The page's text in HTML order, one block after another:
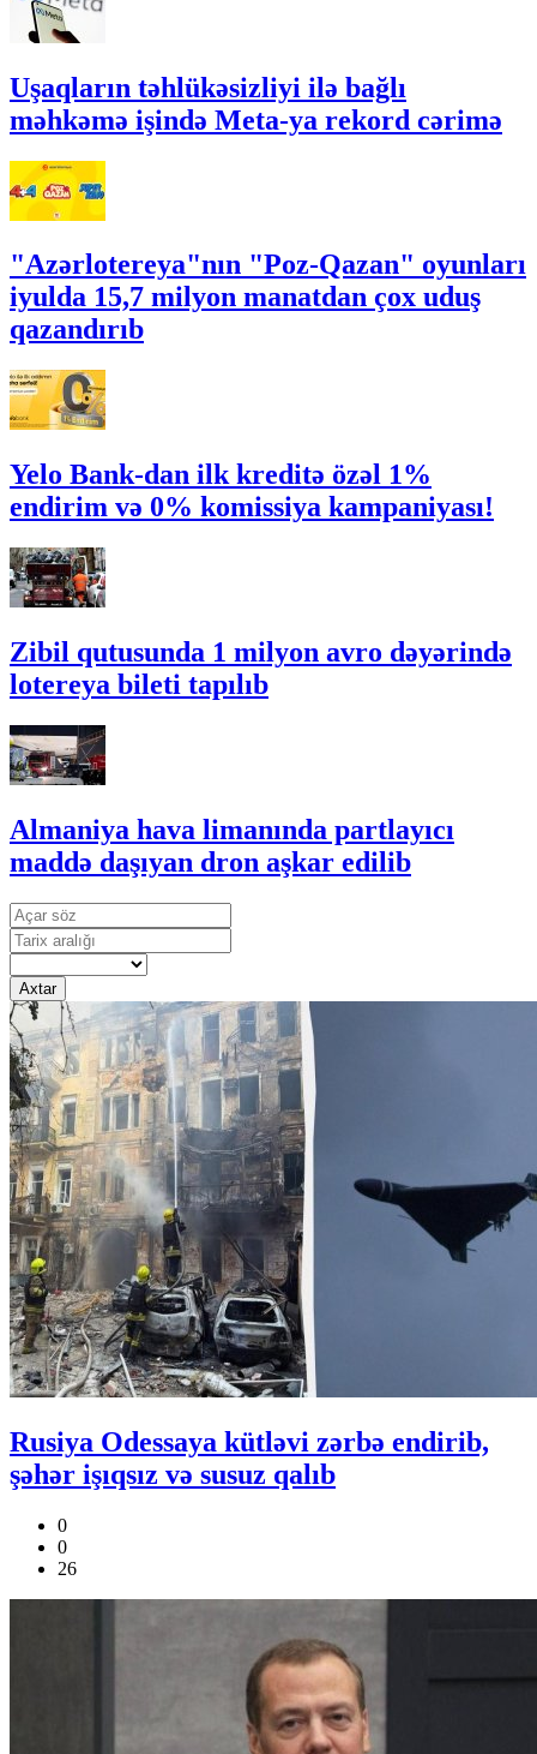
Uşaqların təhlükəsizliyi ilə bağlı
məhkəmə işində Meta-ya rekord cərimə
"Azərlotereya"nın "Poz-Qazan" oyunları
iyulda 15,7 milyon manatdan çox uduş
qazandırıb
Yelo Bank-dan ilk kreditə özəl 1%
endirim və 0% komissiya kampaniyası!
Zibil qutusunda 1 milyon avro dəyərində
lotereya bileti tapılıb
Almaniya hava limanında partlayıcı
maddə daşıyan dron aşkar edilib
Axtar
Rusiya Odessaya kütləvi zərbə endirib,
şəhər işıqsız və susuz qalıb
0
0
26